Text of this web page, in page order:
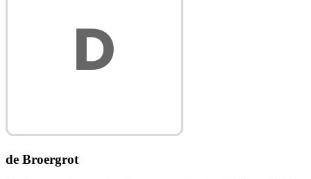
de Broergrot